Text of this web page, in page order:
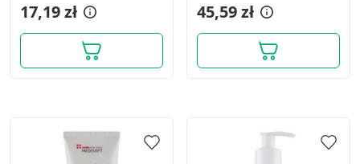
17,19 zł
236 ml
45,59 zł